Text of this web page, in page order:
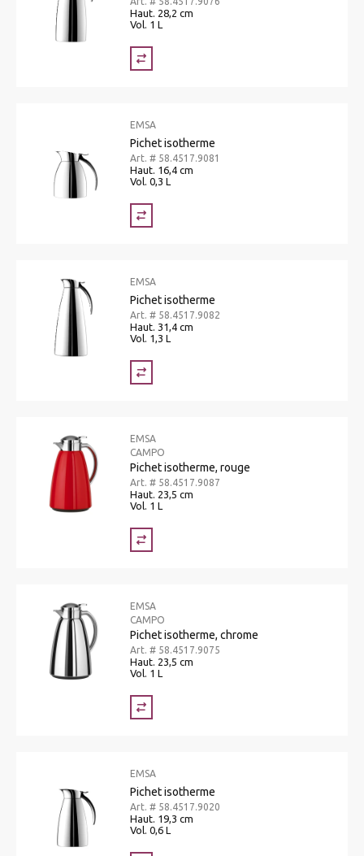
Haut. 28,2 cm
Vol. 1 L
EMSA
Pichet isotherme
Art. # 58.4517.9081
Haut. 16,4 cm
Vol. 0,3 L
EMSA
Pichet isotherme
Art. # 58.4517.9082
Haut. 31,4 cm
Vol. 1,3 L
EMSA
CAMPO
Pichet isotherme, rouge
Art. # 58.4517.9087
Haut. 23,5 cm
Vol. 1 L
EMSA
CAMPO
Pichet isotherme, chrome
Art. # 58.4517.9075
Haut. 23,5 cm
Vol. 1 L
EMSA
Pichet isotherme
Art. # 58.4517.9020
Haut. 19,3 cm
Vol. 0,6 L